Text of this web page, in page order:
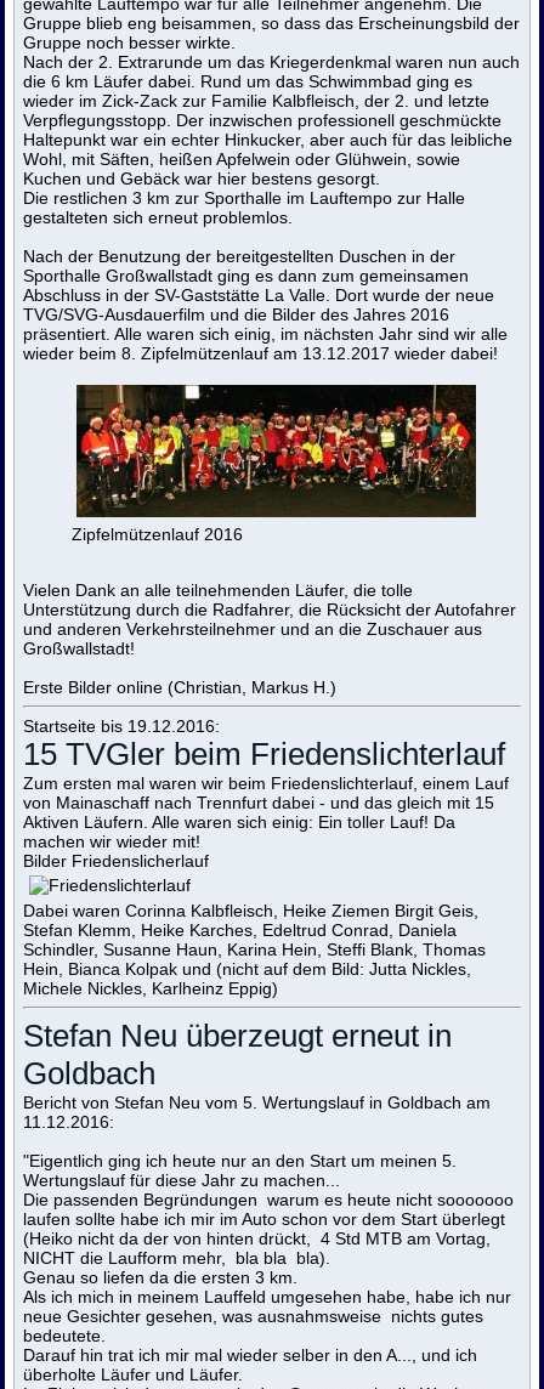
gewählte Lauftempo war für alle Teilnehmer angenehm. Die
Gruppe blieb eng beisammen, so dass das Erscheinungsbild der
Gruppe noch besser wirkte.
Nach der 2. Extrarunde um das Kriegerdenkmal waren nun auch
die 6 km Läufer dabei. Rund um das Schwimmbad ging es
wieder im Zick-Zack zur Familie Kalbfleisch, der 2. und letzte
Verpflegungsstopp. Der inzwischen professionell geschmückte
Haltepunkt war ein echter Hinkucker, aber auch für das leibliche
Wohl, mit Säften, heißen Apfelwein oder Glühwein, sowie
Kuchen und Gebäck war hier bestens gesorgt.
Die restlichen 3 km zur Sporthalle im Lauftempo zur Halle
gestalteten sich erneut problemlos.
Nach der Benutzung der bereitgestellten Duschen in der
Sporthalle Großwallstadt ging es dann zum gemeinsamen
Abschluss in der SV-Gaststätte La Valle. Dort wurde der neue
TVG/SVG-Ausdauerfilm und die Bilder des Jahres 2016
präsentiert. Alle waren sich einig, im nächsten Jahr sind wir alle
wieder beim 8. Zipfelmützenlauf am 13.12.2017 wieder dabei!
Zipfelmützenlauf 2016
Vielen Dank an alle teilnehmenden Läufer, die tolle
Unterstützung durch die Radfahrer, die Rücksicht der Autofahrer
und anderen Verkehrsteilnehmer und an die Zuschauer aus
Großwallstadt!
Erste Bilder online (Christian, Markus H.)
Startseite bis 19.12.2016:
15 TVGler beim Friedenslichterlauf
Zum ersten mal waren wir beim Friedenslichterlauf, einem Lauf
von Mainaschaff nach Trennfurt dabei - und das gleich mit 15
Aktiven Läufern. Alle waren sich einig: Ein toller Lauf! Da
machen wir wieder mit!
Bilder Friedenslicherlauf
Dabei waren Corinna Kalbfleisch, Heike Ziemen Birgit Geis,
Stefan Klemm, Heike Karches, Edeltrud Conrad, Daniela
Schindler, Susanne Haun, Karina Hein, Steffi Blank, Thomas
Hein, Bianca Kolpak und (nicht auf dem Bild: Jutta Nickles,
Michele Nickles, Karlheinz Eppig)
Stefan Neu überzeugt erneut in
Goldbach
Bericht von Stefan Neu vom 5. Wertungslauf in Goldbach am
11.12.2016:
"Eigentlich ging ich heute nur an den Start um meinen 5.
Wertungslauf für diese Jahr zu machen...
Die passenden Begründungen warum es heute nicht sooooooo
laufen sollte habe ich mir im Auto schon vor dem Start überlegt
(Heiko nicht da der von hinten drückt, 4 Std MTB am Vortag,
NICHT die Laufform mehr, bla bla bla).
Genau so liefen da die ersten 3 km.
Als ich mich in meinem Lauffeld umgesehen habe, habe ich nur
neue Gesichter gesehen, was ausnahmsweise nichts gutes
bedeutete.
Darauf hin trat ich mir mal wieder selber in den A..., und ich
überholte Läufer und Läufer.